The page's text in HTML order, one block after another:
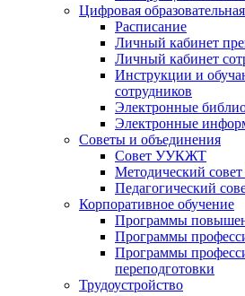
Цифровая
Расписание
Личный кабинет
Личный кабинет
Инструкции и
сотрудников
Электронные
Электронные
Советы и объединения
Совет УУКЖТ
Методический
Педагогический
Корпоративное обучение
Программы
Программы
Программы
переподготовки
Трудоустройство